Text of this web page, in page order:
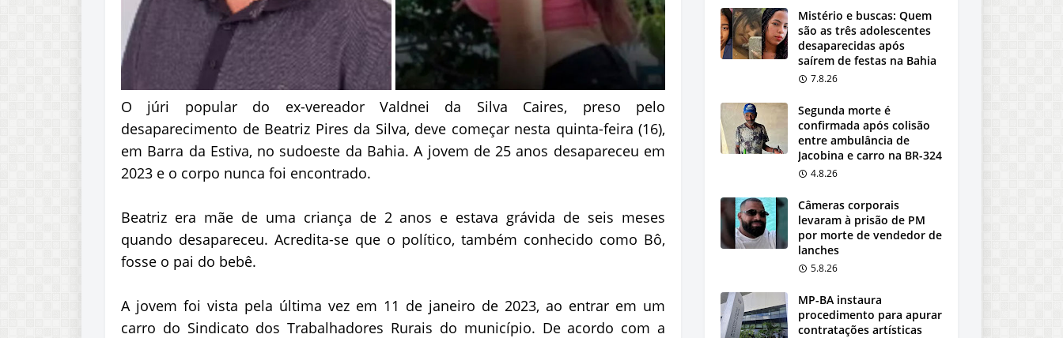
O júri popular do ex-vereador Valdnei da Silva Caires, preso pelo
desaparecimento de Beatriz Pires da Silva, deve começar nesta quinta-feira (16),
em Barra da Estiva, no sudoeste da Bahia. A jovem de 25 anos desapareceu em
2023 e o corpo nunca foi encontrado.
Beatriz era mãe de uma criança de 2 anos e estava grávida de seis meses
quando desapareceu. Acredita-se que o político, também conhecido como Bô,
fosse o pai do bebê.
A jovem foi vista pela última vez em 11 de janeiro de 2023, ao entrar em um
carro do Sindicato dos Trabalhadores Rurais do município. De acordo com a
Mistério e buscas: Quem
são as três adolescentes
desaparecidas após
saírem de festas na Bahia
7.8.26
Segunda morte é
confirmada após colisão
entre ambulância de
Jacobina e carro na BR-324
4.8.26
Câmeras corporais
levaram à prisão de PM
por morte de vendedor de
lanches
5.8.26
MP-BA instaura
procedimento para apurar
contratações artísticas